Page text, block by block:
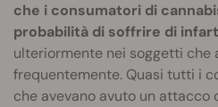
che i consumatori di
probabilità di soffrire di
ulteriormente nei soggetti che
frequentemente. Quasi tutti i
che avevano avuto un attacco